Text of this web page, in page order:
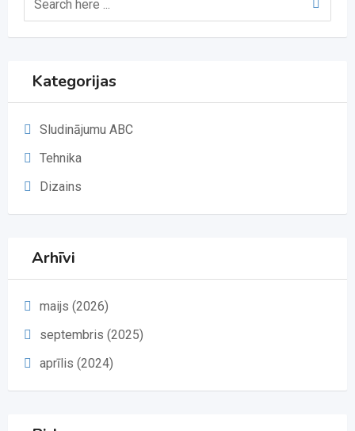
Kategorijas
Sludinājumu ABC
Tehnika
Dizains
Arhīvi
maijs (2026)
septembris (2025)
aprīlis (2024)